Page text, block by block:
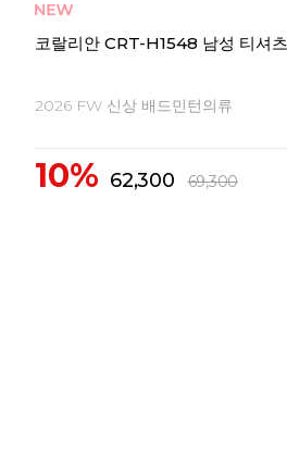
코랄리안 CRT-Y2555 여성 티셔츠
2026 FW 신상 배드민턴의류
10% 39,000 43,400